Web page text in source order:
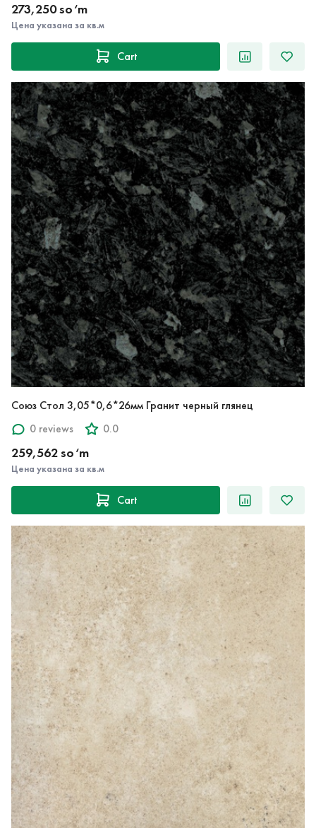
273,250 so‘m
Цена указана за кв.м
Cart
Союз Стол 3,05*0,6*26мм Гранит черный глянец
0 reviews
0.0
259,562 so‘m
Цена указана за кв.м
Cart